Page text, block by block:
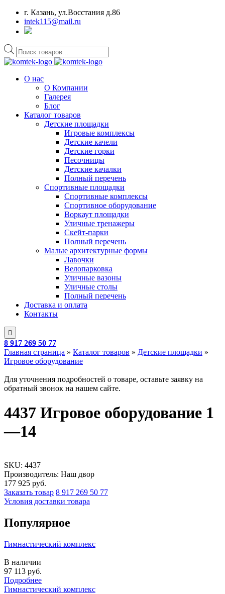
г. Казань, ул.Восстания д.86
intek115@mail.ru
Поиск
товаров
О нас
О Компании
Галерея
Блог
Каталог товаров
Детские площадки
Игровые комплексы
Детские качели
Детские горки
Песочницы
Детские качалки
Полный перечень
Спортивные площадки
Спортивные комплексы
Спортивное оборудование
Воркаут площадки
Уличные тренажеры
Скейт-парки
Полный перечень
Малые архитектурные формы
Лавочки
Велопарковка
Уличные вазоны
Уличные столы
Полный перечень
Доставка и оплата
Контакты
8 917 269 50 77
Главная страница » Каталог товаров » Детские площадки »
Игровое оборудование
Для уточнения подробностей о товаре, оставьте заявку на
обратный звонок на нашем сайте.
4437 Игровое оборудование 1
—14
SKU: 4437
Производитель: Наш двор
177 925 руб.
Заказать товар 8 917 269 50 77
Условия доставки товара
Популярное
Гимнастический комплекс
В наличии
97 113 руб.
Подробнее
Гимнастический комплекс